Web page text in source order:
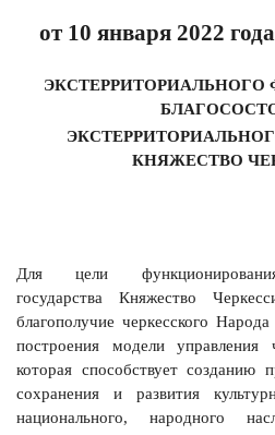
от 10 января 2022
ЭКСТЕРРИТОРИАЛЬНОГО
КНЯЖЕСТВО
Для цели
государства Княжество
благополучие черкесского
построения модели управления
которая способствует созданию
сохранения и развития
национального, народного